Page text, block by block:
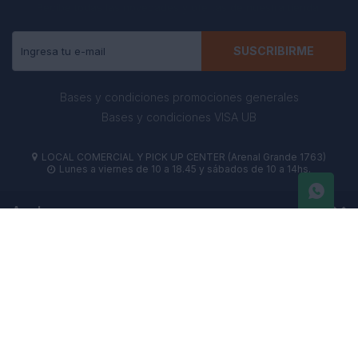
SUSCRIBIRME
Bases y condiciones promociones generales
Bases y condiciones VISA UB
 LOCAL COMERCIAL Y PICK UP CENTER (Arenal Grande 1763)
 Lunes a viernes de 10 a 18.45 y sábados de 10 a 14hs.
Ayuda